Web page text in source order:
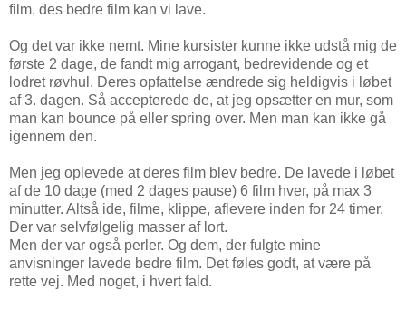
film, des bedre film kan vi lave.
Og det var ikke nemt. Mine kursister kunne ikke udstå mig de
første 2 dage, de fandt mig arrogant, bedrevidende og et
lodret røvhul. Deres opfattelse ændrede sig heldigvis i løbet
af 3. dagen. Så accepterede de, at jeg opsætter en mur, som
man kan bounce på eller spring over. Men man kan ikke gå
igennem den.
Men jeg oplevede at deres film blev bedre. De lavede i løbet
af de 10 dage (med 2 dages pause) 6 film hver, på max 3
minutter. Altså ide, filme, klippe, aflevere inden for 24 timer.
Der var selvfølgelig masser af lort.
Men der var også perler. Og dem, der fulgte mine
anvisninger lavede bedre film. Det føles godt, at være på
rette vej. Med noget, i hvert fald.